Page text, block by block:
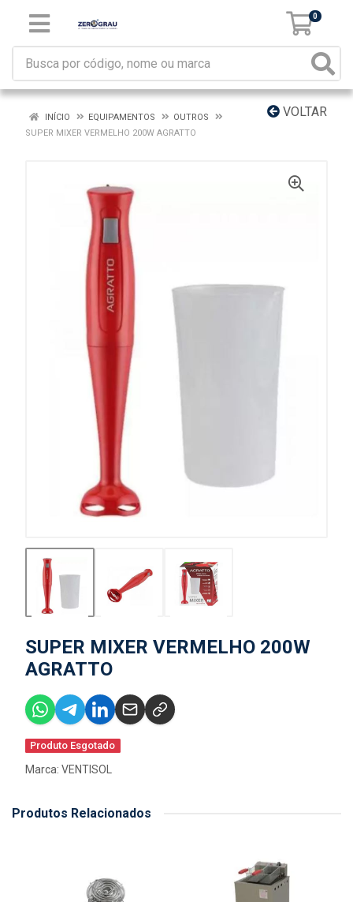
0
VOLTAR
INÍCIO EQUIPAMENTOS
OUTROS
SUPER MIXER VERMELHO 200W AGRATTO
SUPER MIXER VERMELHO 200W
AGRATTO
Produto Esgotado
Marca: VENTISOL
Produtos Relacionados